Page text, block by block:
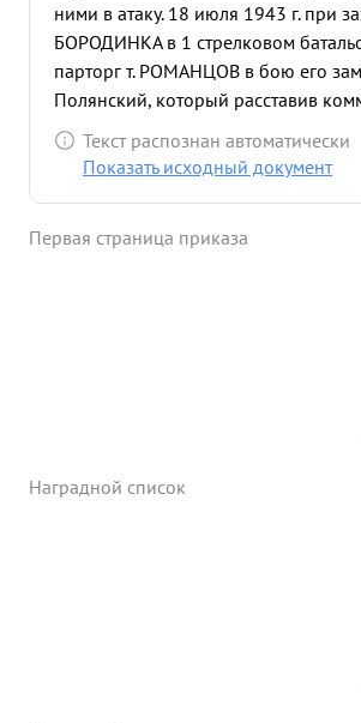
ними в атаку. 18 июля 1943 г. при
БОРОДИНКА в 1 стрелковом
парторг т. РОМАНЦОВ в бою его
Полянский, который расставив
ответственных участках, сам с
13 чел. пошел в атаку и первым
немецких солдат и офицеров. Лично
Текст распознан автоматически
Показать исходный документ
Первая страница приказа
Наградной список